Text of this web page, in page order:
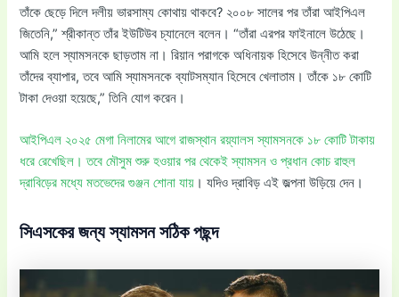
তাঁকে ছেড়ে দিলে দলীয় ভারসাম্য কোথায় থাকবে? ২০০৮ সালের পর তাঁরা আইপিএল
জিতেনি,” শ্রীকান্ত তাঁর ইউটিউব চ্যানেলে বলেন। “তাঁরা এরপর ফাইনালে উঠেছে।
আমি হলে স্যামসনকে ছাড়তাম না। রিয়ান পরাগকে অধিনায়ক হিসেবে উন্নীত করা
তাঁদের ব্যাপার, তবে আমি স্যামসনকে ব্যাটসম্যান হিসেবে খেলাতাম। তাঁকে ১৮ কোটি
টাকা দেওয়া হয়েছে,” তিনি যোগ করেন।
আইপিএল ২০২৫ মেগা নিলামের আগে রাজস্থান রয়্যালস স্যামসনকে ১৮ কোটি টাকায়
ধরে রেখেছিল। তবে মৌসুম শুরু হওয়ার পর থেকেই স্যামসন ও প্রধান কোচ রাহুল
দ্রাবিড়ের মধ্যে মতভেদের গুঞ্জন শোনা যায় । যদিও দ্রাবিড় এই জল্পনা উড়িয়ে দেন।
সিএসকের জন্য স্যামসন সঠিক পছন্দ